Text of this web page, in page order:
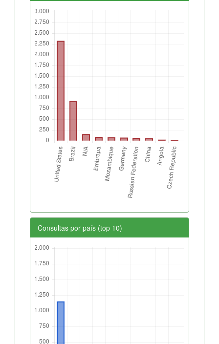
Consultas por país (top 10)